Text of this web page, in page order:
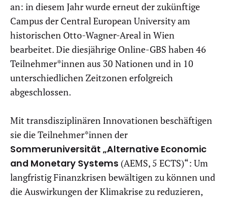
an: in diesem Jahr wurde erneut der zukünftige
Campus der Central European University am
historischen Otto-Wagner-Areal in Wien
bearbeitet. Die diesjährige Online-GBS haben 46
Teilnehmer*innen aus 30 Nationen und in 10
unterschiedlichen Zeitzonen erfolgreich
abgeschlossen.
Mit transdisziplinären Innovationen beschäftigen
sie die Teilnehmer*innen der
Sommeruniversität „Alternative Economic
and Monetary Systems (AEMS, 5 ECTS)“: Um
langfristig Finanzkrisen bewältigen zu können und
die Auswirkungen der Klimakrise zu reduzieren,